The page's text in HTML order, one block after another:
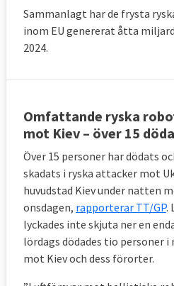
Sammanlagt har de frysta
inom EU genererat åtta
2024.
Omfattande ryska
mot Kiev – över 15 döda
Över 15 personer har dödats
skadats i ryska attacker mot
huvudstad Kiev under natten
onsdagen, rapporterar TT/GP.
lyckades inte skjuta ner en
lördags dödades tio personer i
mot Kiev och dess förorter.